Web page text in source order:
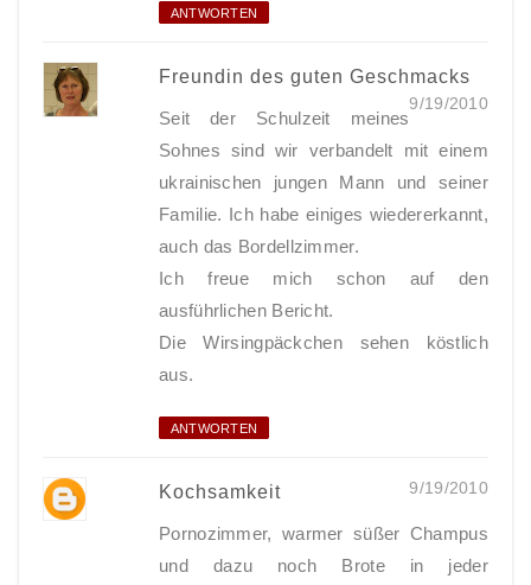
ANTWORTEN
Freundin des guten Geschmacks
9/19/2010
Seit der Schulzeit meines
Sohnes sind wir verbandelt mit einem
ukrainischen jungen Mann und seiner
Familie. Ich habe einiges wiedererkannt,
auch das Bordellzimmer.
Ich freue mich schon auf den
ausführlichen Bericht.
Die Wirsingpäckchen sehen köstlich
aus.
ANTWORTEN
Kochsamkeit 9/19/2010
Pornozimmer, warmer süßer Champus
und dazu noch Brote in jeder